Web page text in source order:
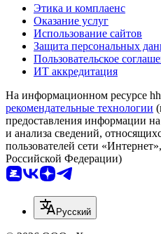
Этика и комплаенс
Оказание услуг
Использование сайтов
Защита персональных
Пользовательское
ИТ аккредитация
На информационном ресурсе
рекомендательные технологии
предоставления информации
и анализа сведений,
пользователей сети
Российской Федерации)
Русский